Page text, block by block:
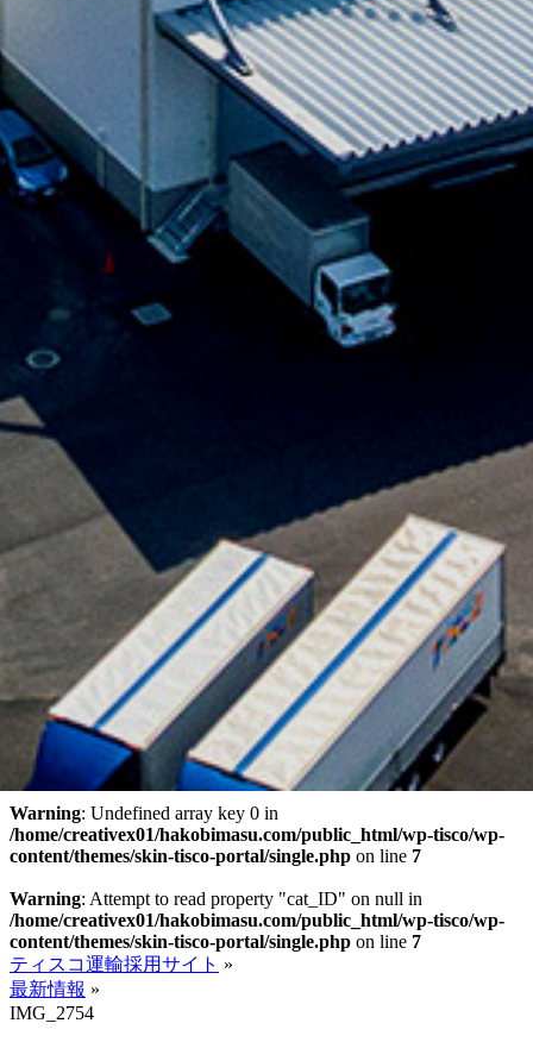
Warning: Undefined array key 0 in
/home/creativex01/hakobimasu.com/public_html/wp-tisco/wp-
content/themes/skin-tisco-portal/single.php on line 7
Warning: Attempt to read property "cat_ID" on null in
/home/creativex01/hakobimasu.com/public_html/wp-tisco/wp-
content/themes/skin-tisco-portal/single.php on line 7
ティスコ運輸採用サイト »
最新情報 »
IMG_2754